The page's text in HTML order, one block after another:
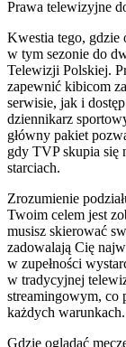
Prawa telewizyjne
Kwestia tego, gdzie
w tym sezonie do
Telewizji Polskiej.
zapewnić kibicom
serwisie, jak i
dziennikarz
główny pakiet
gdy TVP skupia się
starciach.
Zrozumienie
Twoim celem jest
musisz skierować
zadowalają Cię
w zupełności
w tradycyjnej
streamingowym, co
każdych warunkach.
Gdzie oglądać